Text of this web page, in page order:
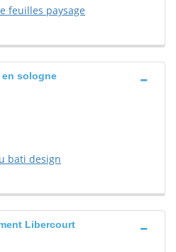
feuilles paysage
en sologne
bati design
Libercourt